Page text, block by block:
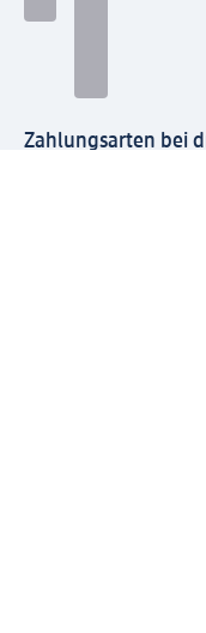
Zahlungsarten bei